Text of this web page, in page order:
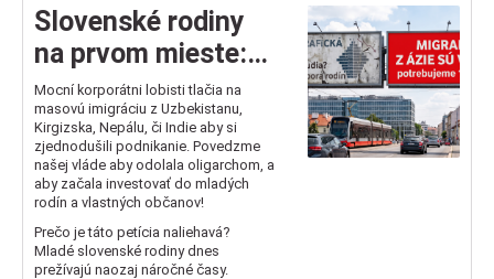
Slovenské rodiny
na prvom mieste:
Zastavme tichý
masívny dovoz
lacnej pracovnej
sily!
Mocní korporátni lobisti tlačia na
masovú imigráciu z Uzbekistanu,
Kirgizska, Nepálu, či Indie aby si
zjednodušili podnikanie. Povedzme
našej vláde aby odolala oligarchom, a
aby začala investovať do mladých
rodín a vlastných občanov!
Prečo je táto petícia naliehavá?
Mladé slovenské rodiny dnes
prežívajú naozaj náročné časy.